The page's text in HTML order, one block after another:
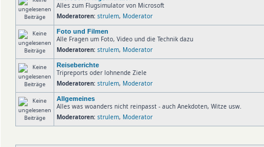
Alles zum Flugsimulator von Microsoft
Moderatoren: strulem, Moderator
Foto und Filmen
Alle Fragen um Foto, Video und die Technik dazu
Moderatoren: strulem, Moderator
Reiseberichte
Tripreports oder lohnende Ziele
Moderatoren: strulem, Moderator
Allgemeines
Alles was woanders nicht reinpasst - auch Anekdoten, Witze usw.
Moderatoren: strulem, Moderator